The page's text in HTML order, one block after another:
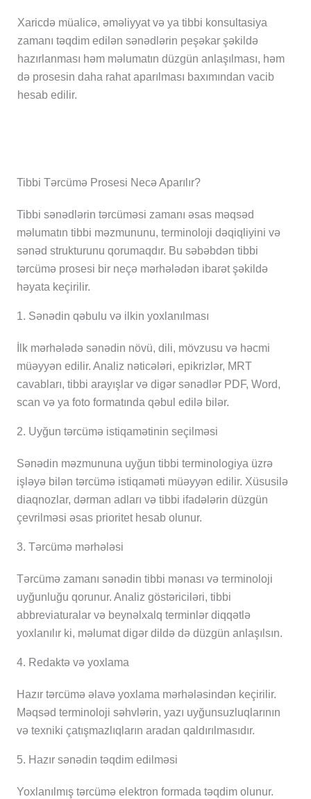
Xaricdə müalicə, əməliyyat və ya tibbi konsultasiya
zamanı təqdim edilən sənədlərin peşəkar şəkildə
hazırlanması həm məlumatın düzgün anlaşılması, həm
də prosesin daha rahat aparılması baxımından vacib
hesab edilir.
Tibbi Tərcümə Prosesi Necə Aparılır?
Tibbi sənədlərin tərcüməsi zamanı əsas məqsəd
məlumatın tibbi məzmununu, terminoloji dəqiqliyini və
sənəd strukturunu qorumaqdır. Bu səbəbdən tibbi
tərcümə prosesi bir neçə mərhələdən ibarət şəkildə
həyata keçirilir.
1. Sənədin qəbulu və ilkin yoxlanılması
İlk mərhələdə sənədin növü, dili, mövzusu və həcmi
müəyyən edilir. Analiz nəticələri, epikrizlər, MRT
cavabları, tibbi arayışlar və digər sənədlər PDF, Word,
scan və ya foto formatında qəbul edilə bilər.
2. Uyğun tərcümə istiqamətinin seçilməsi
Sənədin məzmununa uyğun tibbi terminologiya üzrə
işləyə bilən tərcümə istiqaməti müəyyən edilir. Xüsusilə
diaqnozlar, dərman adları və tibbi ifadələrin düzgün
çevrilməsi əsas prioritet hesab olunur.
3. Tərcümə mərhələsi
Tərcümə zamanı sənədin tibbi mənası və terminoloji
uyğunluğu qorunur. Analiz göstəriciləri, tibbi
abbreviaturalar və beynəlxalq terminlər diqqətlə
yoxlanılır ki, məlumat digər dildə də düzgün anlaşılsın.
4. Redaktə və yoxlama
Hazır tərcümə əlavə yoxlama mərhələsindən keçirilir.
Məqsəd terminoloji səhvlərin, yazı uyğunsuzluqlarının
və texniki çatışmazlıqların aradan qaldırılmasıdır.
5. Hazır sənədin təqdim edilməsi
Yoxlanılmış tərcümə elektron formada təqdim olunur.